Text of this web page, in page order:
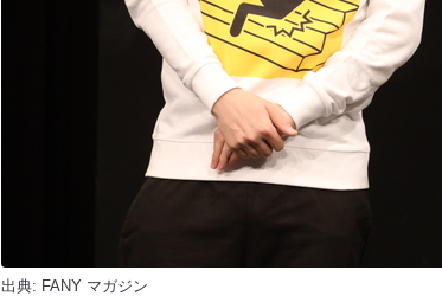
出典: FANY マガジン